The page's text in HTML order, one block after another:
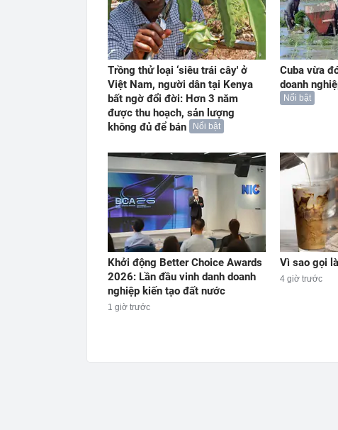
Trồng thử loại ‘siêu trái cây' ở
Việt Nam, người dân tại Kenya
bất ngờ đổi đời: Hơn 3 năm
được thu hoạch, sản lượng
không đủ để bán
Nổi bật
Cuba vừa
doanh
Nổi bật
Khởi động Better Choice Awards
2026: Lần đầu vinh danh doanh
nghiệp kiến tạo đất nước
1 giờ trước
Vì sao gọi
4 giờ trước